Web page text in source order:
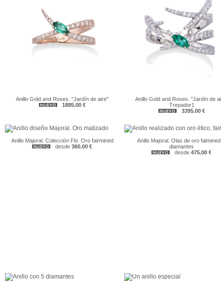
Anillo Gold and Roses. "Jardín de aire"
1885.00 €
Anillo Gold and Roses. "Jardín de
Trepador1
3395.00 €
Anillo Majoral. Colección Flo. Oro fairmined
desde 360.00 €
Anillo Majoral. Olas de oro
diamantes
desde 475.00 €